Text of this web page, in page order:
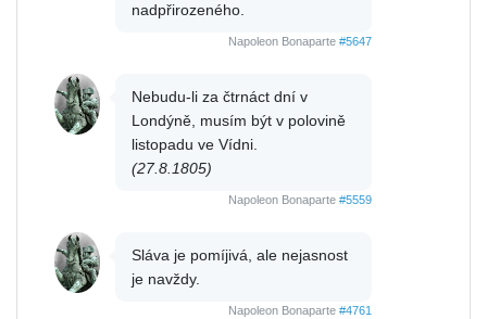
nadpřirozeného.
Napoleon Bonaparte #5647
Nebudu-li za čtrnáct dní v
Londýně, musím být v polovině
listopadu ve Vídni.
(27.8.1805)
Napoleon Bonaparte #5559
Sláva je pomíjivá, ale nejasnost
je navždy.
Napoleon Bonaparte #4761